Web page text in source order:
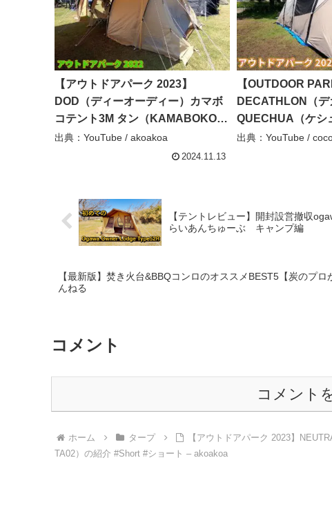
【アウトドアパーク 2023】
DOD（ディーオーディー）カマボ
コテント3M タン（KAMABOKO
TENT 3M TAN）T5-689-TN 広いリ
ビングを備えた2ルーム型トンネル
出典：YouTube / akoakoa
2024.11.13
【OUTDOOR
DECATHLON（デ
QUECHUA（ケシ
ファミリーテント
AIR SECONDS
出典：YouTube /
【テントレビュー】開封設営撤収ogawaオーナーロ
らいあんちゅーぶ キャンプ編
【最新版】焚き火台&BBQコンロのオススメBEST5【炭のプ
んねる
コメント
コメント
ホーム タープ
【アウトドアパーク 2023】
TA02）の紹介 #Short #ショート – akoakoa